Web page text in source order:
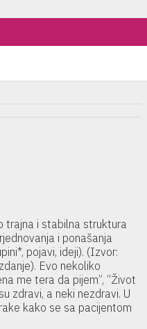
trajna i stabilna struktura
i ponašanja
pojavi, ideji). (Izvor:
Evo nekoliko
me tera da pijem”, “Život
zdravi, a neki nezdravi. U
kako se sa pacijentom